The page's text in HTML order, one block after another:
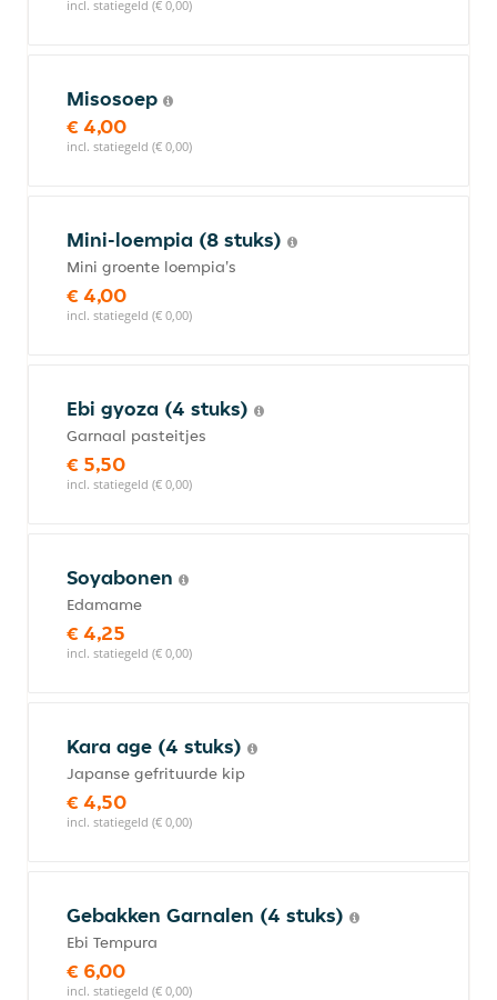
incl. statiegeld (€ 0,00)
Misosoep
€ 4,00
incl. statiegeld (€ 0,00)
Mini-loempia (8 stuks)
Mini groente loempia's
€ 4,00
incl. statiegeld (€ 0,00)
Ebi gyoza (4 stuks)
Garnaal pasteitjes
€ 5,50
incl. statiegeld (€ 0,00)
Soyabonen
Edamame
€ 4,25
incl. statiegeld (€ 0,00)
Kara age (4 stuks)
Japanse gefrituurde kip
€ 4,50
incl. statiegeld (€ 0,00)
Gebakken Garnalen (4 stuks)
Ebi Tempura
€ 6,00
incl. statiegeld (€ 0,00)